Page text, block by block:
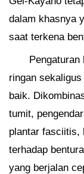
dalam khasnya
saat terkena
ringan
baik.
tumit,
plantar fasciitis,
terhadap
yang berjalan